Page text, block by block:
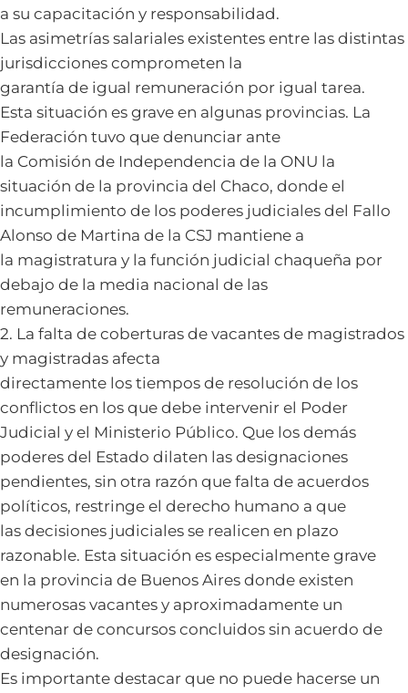
a su capacitación y responsabilidad.
Las asimetrías salariales existentes entre las distintas
jurisdicciones comprometen la
garantía de igual remuneración por igual tarea.
Esta situación es grave en algunas provincias. La
Federación tuvo que denunciar ante
la Comisión de Independencia de la ONU la
situación de la provincia del Chaco, donde el
incumplimiento de los poderes judiciales del Fallo
Alonso de Martina de la CSJ mantiene a
la magistratura y la función judicial chaqueña por
debajo de la media nacional de las
remuneraciones.
2. La falta de coberturas de vacantes de magistrados
y magistradas afecta
directamente los tiempos de resolución de los
conflictos en los que debe intervenir el Poder
Judicial y el Ministerio Público. Que los demás
poderes del Estado dilaten las designaciones
pendientes, sin otra razón que falta de acuerdos
políticos, restringe el derecho humano a que
las decisiones judiciales se realicen en plazo
razonable. Esta situación es especialmente grave
en la provincia de Buenos Aires donde existen
numerosas vacantes y aproximadamente un
centenar de concursos concluidos sin acuerdo de
designación.
Es importante destacar que no puede hacerse un